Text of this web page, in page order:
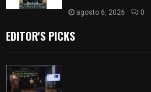
agosto 6, 2026 0
EDITOR'S PICKS